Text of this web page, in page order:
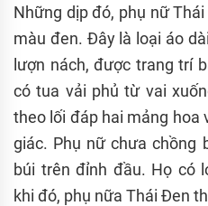
Những dịp đó, phụ nữ
màu đen. Đây là loại áo
lượn nách, được trang trí
có tua vải phủ từ vai
theo lối đáp hai mảng hoa
giác. Phụ nữ chưa chồng
búi trên đỉnh đầu. Họ có
khi đó, phụ nữa Thái Đen